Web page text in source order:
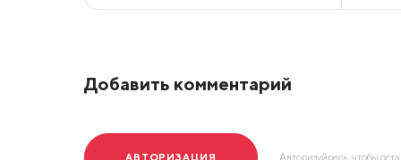
Добавить комментарий
АВТОРИЗАЦИЯ Авторизуйресь, чтобы